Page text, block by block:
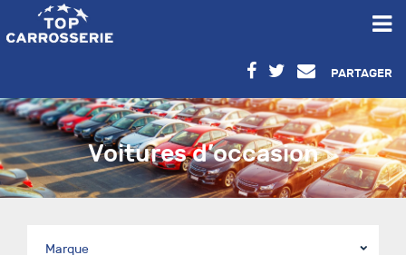
PARTAGER
Voitures d’occasion